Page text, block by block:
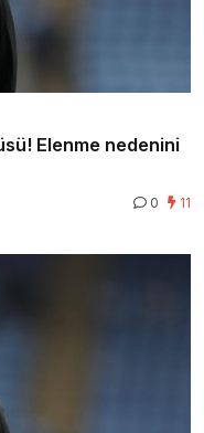
Elenme nedenini
0 11